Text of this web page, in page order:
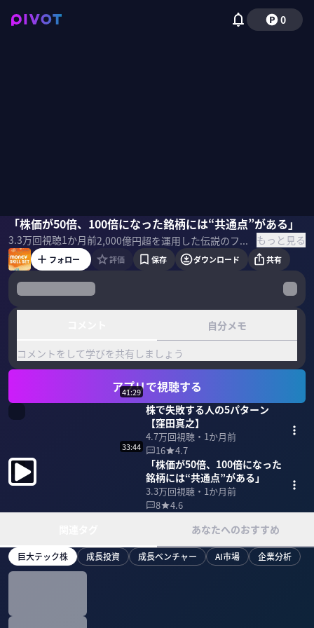
0
「株価が50倍、100倍になった銘柄には“共通点”がある」
3.3万回視聴1か月前 2,000億円超を運用した伝説のファンドマネジャー・窪田真之がニトリ(48倍)やユニクロ(327倍)のような“超成長株”に共通する「4つの条件」を公開。さらにAI・エネルギー・バイオ・宇宙という次の4大テーマ、そして「大型株に偏った今こそ小型株が狙い目」という見立てまで語り尽くす。 ＜ゲスト＞ 窪田真之｜楽天証券経済研究所 チーフ・ストラテジスト 住友銀行・住銀バンカース投資顧問を経て大和住銀投信投資顧問にて25年間にわたり日本株のファンドマネージャーを歴任 最大運用額は2000億円超！ 2014年から楽天証券経済研究所チーフ・ストラテジストとして活躍 ＜参考書籍＞ 『2000億円超を運用した伝説のファンドマネジャーが明かす「超」成長株の見つけ方』 窪田真之（著）幻冬舍（刊） もっと見る
窪田真之りんたろー。（EXIT）国山ハセン
フォロー 評価 保存 ダウンロード 共有
自分メモ
コメントをして学びを共有しましょう
アプリで視聴する
41:29
株で失敗する人の5パターン
【窪田真之】
4.7万回視聴・ 1か月前
16
4.7
33:44
「株価が50倍、100倍になった
銘柄には“共通点”がある」
3.3万回視聴・ 1か月前
8
4.6
あなたへのおすすめ
巨大テック株 成長投資 成長ベンチャー AI市場 企業分析